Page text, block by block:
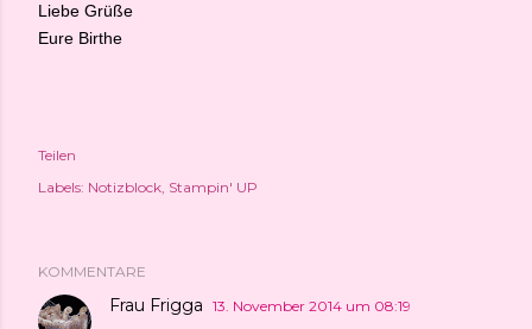
Liebe Grüße
Eure Birthe
Teilen
Labels: Notizblock Stampin' UP
KOMMENTARE
Frau Frigga 13. November 2014 um 08:19